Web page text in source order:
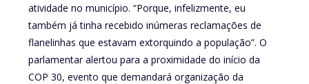
atividade no município. “Porque, infelizmente, eu
também já tinha recebido inúmeras reclamações de
flanelinhas que estavam extorquindo a população”. O
parlamentar alertou para a proximidade do início da
COP 30, evento que demandará organização da